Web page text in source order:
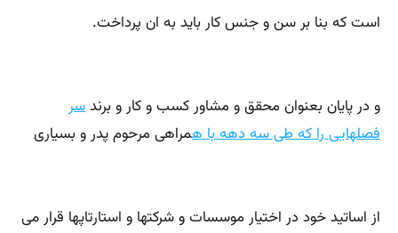
است که بنا بر سن و جنس کار باید به ان پرداخت.
و در پایان بعنوان محقق و مشاور کسب و کار و برندسر
فصلهایی را که طی سه دهه با همراهی مرحوم پدر و بسیاری
از اساتید خود در اختیار موسسات و شرکتها و استارتاپها قرار می